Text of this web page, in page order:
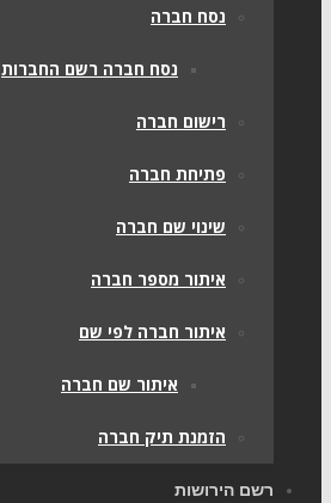
נסח חברה
נסח חברה רשם החברות
רישום חברה
פתיחת חברה
שינוי שם חברה
איתור מספר חברה
איתור חברה לפי שם
איתור שם חברה
הזמנת תיק חברה
רשם הירושות